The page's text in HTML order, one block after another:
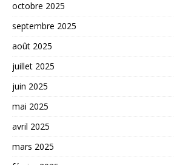
octobre 2025
septembre 2025
août 2025
juillet 2025
juin 2025
mai 2025
avril 2025
mars 2025